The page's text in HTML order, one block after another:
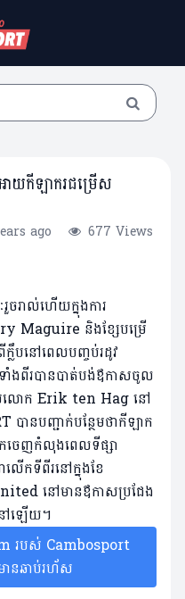
យកីឡាករជម្រើស
ago
677 Views
រាល់ហើយក្នុងការ
Maguire និងខ្សែបម្រើ
បនៅពេលបញ្ចប់រដូវ
ពីរបានបាត់បង់ឪកាសចូល
លោក Erik ten Hag នៅ
ានបញ្ជាក់បន្ថែមថាកីឡាក
ចេញ​កំលុងពេលទីផ្សា
ើកទីពីរនៅក្នុងខែ
នៅមានឪកាសប្រជែង
ឡើយ។
របស់ Cambosport
ានឆាប់រហ័ស